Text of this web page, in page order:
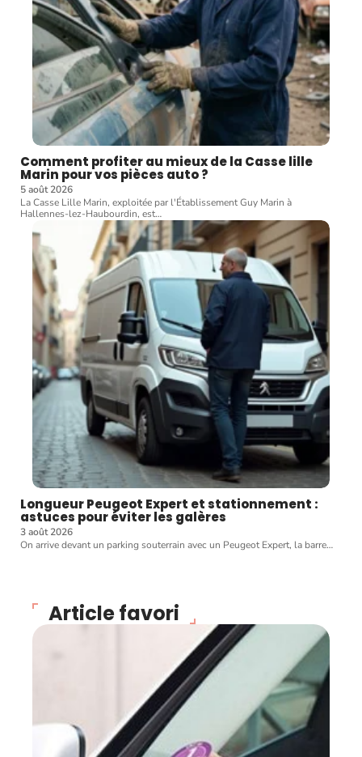
Comment profiter au mieux de la Casse lille
Marin pour vos pièces auto ?
5 août 2026
La Casse Lille Marin, exploitée par l'Établissement Guy Marin à
Hallennes-lez-Haubourdin, est…
Longueur Peugeot Expert et stationnement :
astuces pour éviter les galères
3 août 2026
On arrive devant un parking souterrain avec un Peugeot Expert, la barre…
Article favori